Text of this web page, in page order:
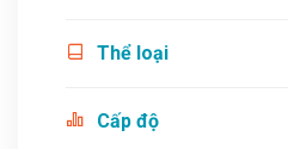
Thể loại
Cấp độ